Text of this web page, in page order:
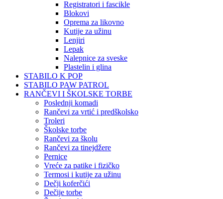
Registratori i fascikle
Blokovi
Oprema za likovno
Kutije za užinu
Lenjiri
Lepak
Nalepnice za sveske
Plastelin i glina
STABILO K POP
STABILO PAW PATROL
RANČEVI I ŠKOLSKE TORBE
Poslednji komadi
Rančevi za vrtić i predškolsko
Troleri
Školske torbe
Rančevi za školu
Rančevi za tinejdžere
Pernice
Vreće za patike i fizičko
Termosi i kutije za užinu
Dečji koferčići
Dečije torbe